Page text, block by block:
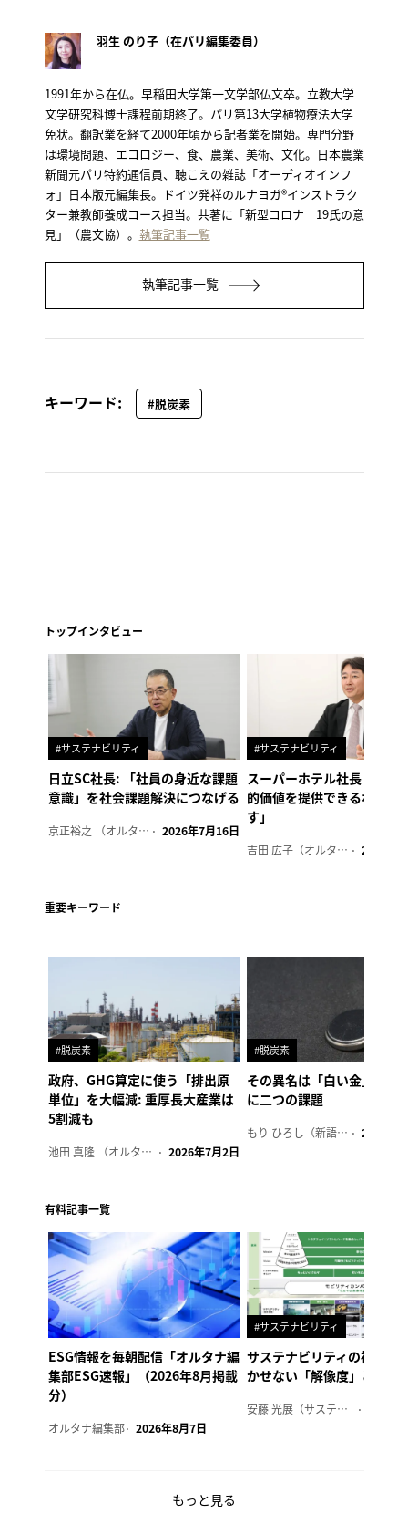
羽生 のり子（在パリ編集委員）
1991年から在仏。早稲田大学第一文学部仏文卒。立教大学
文学研究科博士課程前期終了。パリ第13大学植物療法大学
免状。翻訳業を経て2000年頃から記者業を開始。専門分野
は環境問題、エコロジー、食、農業、美術、文化。日本農業
新聞元パリ特約通信員、聴こえの雑誌「オーディオインフ
ォ」日本版元編集長。ドイツ発祥のルナヨガ®インストラク
ター兼教師養成コース担当。共著に「新型コロナ 19氏の意
見」（農文協）。 執筆記事一覧
執筆記事一覧
キーワード: #脱炭素
トップインタビュー
#サステナビリティ
日立SC社長: 「社員の身近な課題
意識」を社会課題解決につなげる
京正裕之 （オルタナ副編集長） 2026年7月16日
#サステナビリティ
スーパーホテル社長「地域
的価値を提供できるホテル
す」
吉田 広子（オルタナ輪番編集長） 2026年6
重要キーワード
#脱炭素
政府、GHG算定に使う「排出原
単位」を大幅減: 重厚長大産業は
5割減も
池田 真隆 （オルタナ輪番編集長） 2026年7月2日
#脱炭素
その異名は「白い金」、リ
に二つの課題
もり ひろし（新語ウォッチャー） 2023年7
有料記事一覧
ESG情報を毎朝配信「オルタナ編
集部ESG速報」（2026年8月掲載
分）
オルタナ編集部 2026年8月7日
#サステナビリティ
サステナビリティの社内浸
かせない「解像度」とは
安藤 光展（サステナビリティ・コンサルタント）
もっと見る